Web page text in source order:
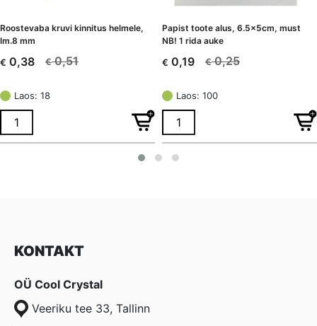
Roostevaba kruvi kinnitus helmele,
lm.8 mm
€0,51
Algne
oli:
€ 0,51.
€ 0,38
Current
is:
€ 0,38.
Laos: 18
Papist toote alus, 6.5x5cm, must
NB! 1 rida auke
€0,25
Algne
oli:
€ 0,25.
€ 0,19
Current
is:
€ 0,19.
Laos: 100
KONTAKT
OÜ Cool Crystal
Veeriku tee 33, Tallinn